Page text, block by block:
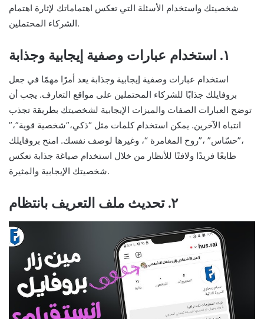
شخصيتك واستخدام الأسئلة التي تعكس اهتماماتك لإثارة اهتمام
الشركاء المحتملين.
١. استخدام عبارات وصفية إيجابية وجذابة
استخدام عبارات وصفية إيجابية وجذابة يعد أمرًا مهمًا في جعل
بروفايلك جذابًا للشركاء المحتملين على مواقع التعارف. يجب أن
توضح العبارات الصفات والميزات الإيجابية لشخصيتك بطريقة تجذب
انتباه الآخرين. يمكن استخدام كلمات مثل “ذكي،”شخصية قوية”،”
،”حسّاس” ،”روح المغامرة “، وغيرها لوصف نفسك. امنح بروفايلك
طابعًا فريدًا ولافتًا للأنظار من خلال استخدام صياغة جذابة تعكس
شخصيتك الإيجابية والمثيرة.
٢. تحديث ملف التعريف بانتظام